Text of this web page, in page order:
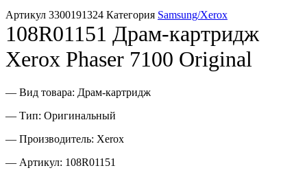
Артикул 3300191324 Категория Samsung/Xerox
108R01151 Драм-картридж
Xerox Phaser 7100 Original
— Вид товара: Драм-картридж
— Тип: Оригинальный
— Производитель: Xerox
— Артикул: 108R01151